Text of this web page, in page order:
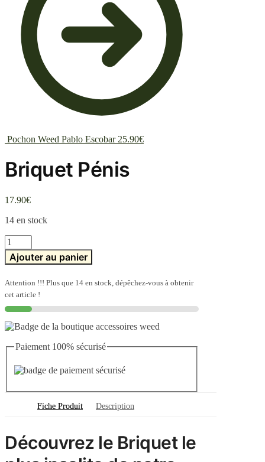
Pochon Weed Pablo Escobar 25.90€
Briquet Pénis
17.90€
14 en stock
quantité
de
Briquet
Ajouter au panier
Attention !!! Plus que 14 en stock, dépêchez-vous à obtenir
cet article !
Paiement 100% sécurisé
Fiche Produit Description
Découvrez le Briquet le